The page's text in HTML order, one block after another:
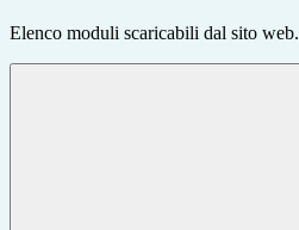
Elenco moduli scaricabili dal sito web.